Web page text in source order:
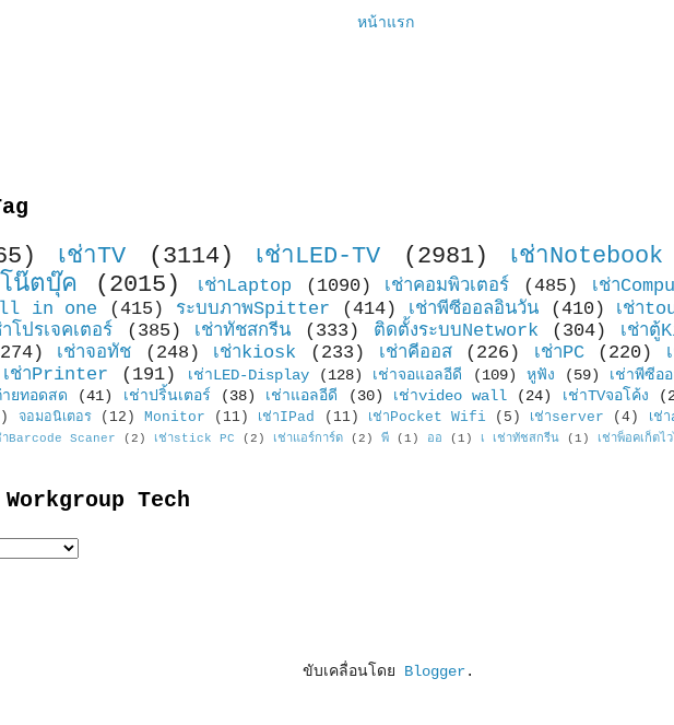
หน้าแรก
เช่าTV (3114) เช่าLED-TV (2981) เช่าNotebook
น๊ตบุ๊ค (2015) เช่าLaptop (1090) เช่าคอมพิวเตอร์ (485) เช่า
in one (415) ระบบภาพSpitter (414) เช่าพีซีออลอินวัน (410) เช่า
าโปรเจคเตอร์ (385) เช่าทัชสกรีน (333) ติดตั้งระบบNetwork (304) เช่าตู้
เช่าจอทัช (248) เช่าkiosk (233) เช่าคีออส (226) เช่าPC (220)
เช่าPrinter (191) เช่าLED-Display (128) เช่าจอแอลอีดี (109) หูฟัง (59) เช่าพีซีอ
ายทอดสด (41) เช่าปริ้นเตอร์ (38) เช่าแอลอีดี (30) เช่าvideo wall (24) เช่าTVจอโค้ง
จอมอนิเตอร (12) Monitor (11) เช่าIPad (11) เช่าPocket Wifi (5) เช่าserver (4) เช่
าBarcode Scaner (2) เช่าstick PC (2) เช่าแอร์การ์ด (2) พี (1) ออ (1) เ เช่าทัชสกรีน (1) เช่าพ็อคเก็ตไ
Workgroup Tech
ขับเคลื่อนโดย Blogger.